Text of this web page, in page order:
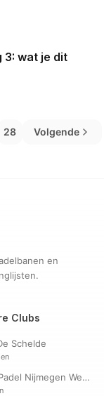
3: wat je dit
28 Volgende
en
Clubs
Schelde
Peakz Padel Nijmegen Westerpark | Padelclub